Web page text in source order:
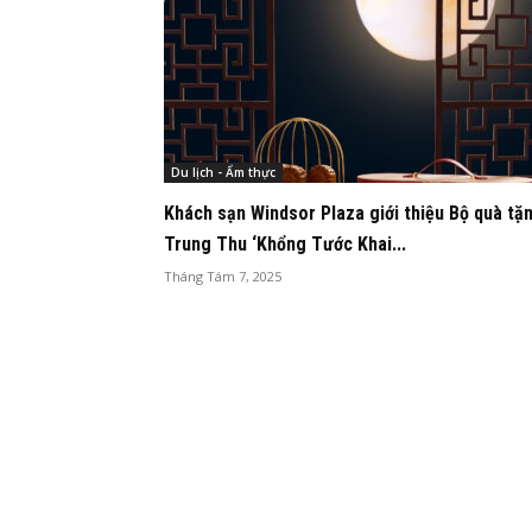
Du lịch - Ẩm thực
Khách sạn Windsor Plaza giới thiệu Bộ quà
Trung Thu ‘Khổng Tước Khai...
Tháng Tám 7, 2025